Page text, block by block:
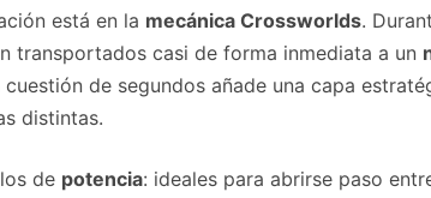
está en la mecánica Crossworlds.
transportados casi de forma inmediata a un
cuestión de segundos añade una capa
distintas.
de potencia: ideales para abrirse paso